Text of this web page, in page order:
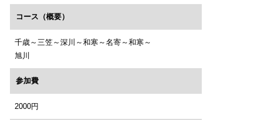
コース（概要）
千歳～三笠～深川～和寒～名寄～和寒～
旭川
参加費
2000円